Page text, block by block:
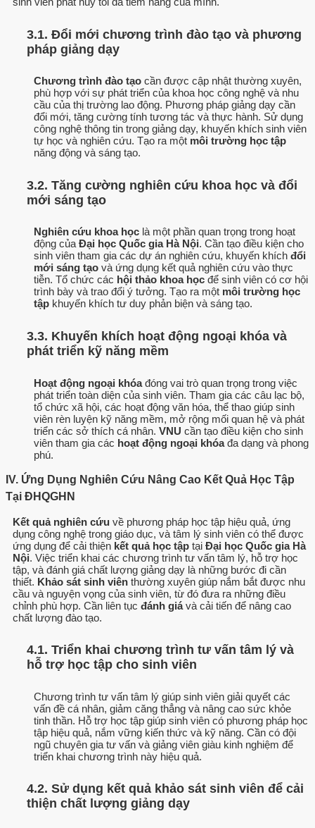
3.1. Đổi mới chương trình đào tạo và phương
pháp giảng dạy
Chương trình đào tạo cần được cập nhật thường xuyên,
phù hợp với sự phát triển của khoa học công nghệ và nhu
cầu của thị trường lao động. Phương pháp giảng dạy cần
đổi mới, tăng cường tính tương tác và thực hành. Sử dụng
công nghệ thông tin trong giảng dạy, khuyến khích sinh viên
tự học và nghiên cứu. Tạo ra một môi trường học tập
năng động và sáng tạo.
3.2. Tăng cường nghiên cứu khoa học và đổi
mới sáng tạo
Nghiên cứu khoa học là một phần quan trọng trong hoạt
động củaĐại học Quốc gia Hà Nội. Cần tạo điều kiện cho
sinh viên tham gia các dự án nghiên cứu, khuyến khích đổi
mới sáng tạo và ứng dụng kết quả nghiên cứu vào thực
tiễn. Tổ chức các hội thảo khoa học để sinh viên có cơ hội
trình bày và trao đổi ý tưởng. Tạo ra một môi trường học
tập khuyến khích tư duy phản biện và sáng tạo.
3.3. Khuyến khích hoạt động ngoại khóa và
phát triển kỹ năng mềm
Hoạt động ngoại khóađóng vai trò quan trọng trong việc
phát triển toàn diện của sinh viên. Tham gia các câu lạc bộ,
tổ chức xã hội, các hoạt động văn hóa, thể thao giúp sinh
viên rèn luyện kỹ năng mềm, mở rộng mối quan hệ và phát
triển các sở thích cá nhân. VNU cần tạo điều kiện cho sinh
viên tham gia các hoạt động ngoại khóađa dạng và phong
phú.
IV. Ứng Dụng Nghiên Cứu Nâng Cao Kết Quả Học Tập
Tại ĐHQGHN
Kết quả nghiên cứu về phương pháp học tập hiệu quả, ứng
dụng công nghệ trong giáo dục, và tâm lý sinh viên có thể được
ứng dụng để cải thiện kết quả học tập tại Đại học Quốc gia Hà
Nội. Việc triển khai các chương trình tư vấn tâm lý, hỗ trợ học
tập, và đánh giá chất lượng giảng dạy là những bước đi cần
thiết. Khảo sát sinh viên thường xuyên giúp nắm bắt được nhu
cầu và nguyện vọng của sinh viên, từ đó đưa ra những điều
chỉnh phù hợp. Cần liên tục đánh giávà cải tiến để nâng cao
chất lượng đào tạo.
4.1. Triển khai chương trình tư vấn tâm lý và
hỗ trợ học tập cho sinh viên
Chương trình tư vấn tâm lý giúp sinh viên giải quyết các
vấn đề cá nhân, giảm căng thẳng và nâng cao sức khỏe
tinh thần. Hỗ trợ học tập giúp sinh viên có phương pháp học
tập hiệu quả, nắm vững kiến thức và kỹ năng. Cần có đội
ngũ chuyên gia tư vấn và giảng viên giàu kinh nghiệm để
triển khai chương trình này hiệu quả.
4.2. Sử dụng kết quả khảo sát sinh viên để cải
thiện chất lượng giảng dạy